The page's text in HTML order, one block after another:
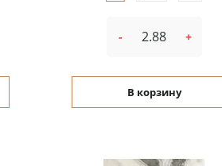
- +
В корзину